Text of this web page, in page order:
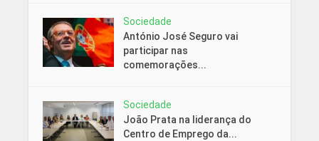
Sociedade
António José Seguro vai
participar nas
comemorações...
Sociedade
João Prata na liderança do
Centro de Emprego da...